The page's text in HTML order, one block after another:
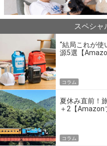
スペシャ
“結局これが使
源5選【
コラム
夏休み直前！
＋2【Amazon
コラム